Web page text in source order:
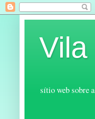
Vila
sítio web sobre